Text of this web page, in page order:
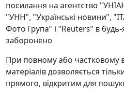
посилання на агентство
"УНН", "Українські новини",
Фото Група" і "Reuters" в будь-
заборонено
При повному або частковому
матеріалів дозволяється
прямого, відкритим для